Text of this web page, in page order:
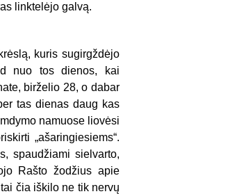
linktelėjo galvą.
kuris sugirgždėjo
nuo tos dienos, kai
birželio 28, o dabar
tas dienas daug kas
namuose liovėsi
„ašaringiesiems“.
spaudžiami sielvarto,
Rašto žodžius apie
čia iškilo ne tik nervų